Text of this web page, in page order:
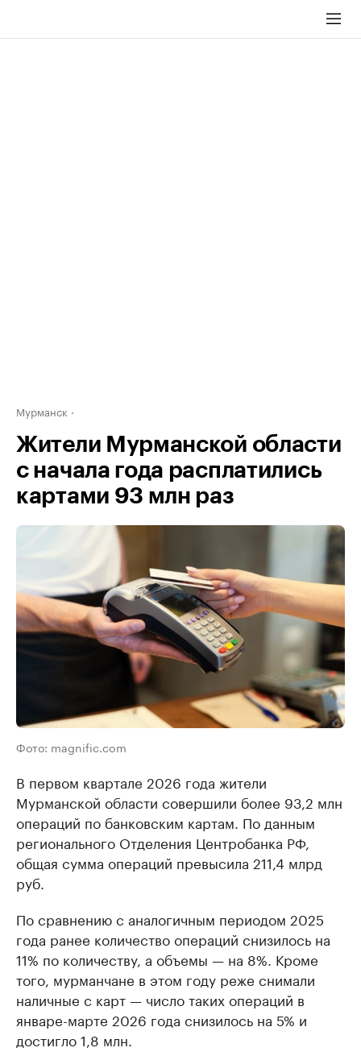
Мурманск
Жители Мурманской области
с начала года расплатились
картами 93 млн раз
Фото: magnific.com
В первом квартале 2026 года жители
Мурманской области совершили более 93,2 млн
операций по банковским картам. По данным
регионального Отделения Центробанка РФ,
общая сумма операций превысила 211,4 млрд
руб.
По сравнению с аналогичным периодом 2025
года ранее количество операций снизилось на
11% по количеству, а объемы — на 8%. Кроме
того, мурманчане в этом году реже снимали
наличные с карт — число таких операций в
январе-марте 2026 года снизилось на 5% и
достигло 1,8 млн.